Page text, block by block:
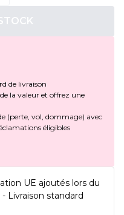
de livraison
la valeur et offrez une
(perte, vol, dommage) avec
éligibles
UE ajoutés lors du
Livraison standard